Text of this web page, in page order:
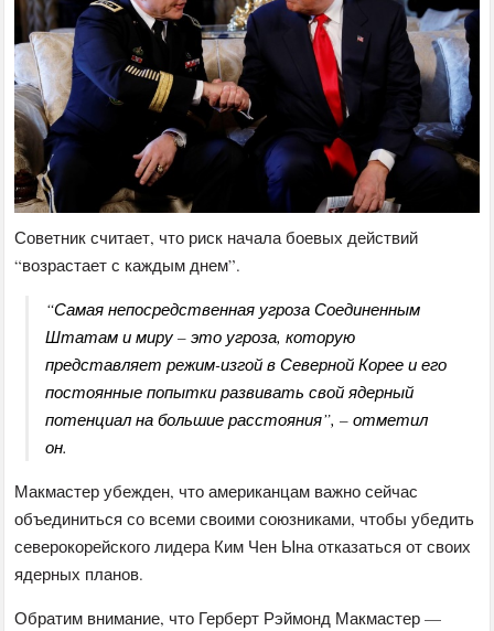
Советник считает, что риск начала боевых действий
“возрастает с каждым днем”.
“Самая непосредственная угроза Соединенным
Штатам и миру – это угроза, которую
представляет режим-изгой в Северной Корее и его
постоянные попытки развивать свой ядерный
потенциал на большие расстояния”, – отметил
он.
Макмастер убежден, что американцам важно сейчас
объединиться со всеми своими союзниками, чтобы убедить
северокорейского лидера Ким Чен Ына отказаться от своих
ядерных планов.
Обратим внимание, что Герберт Рэймонд Макмастер —